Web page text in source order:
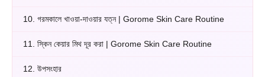
10. গরমকালে খাওয়া-দাওয়ার যত্ন | Gorome Skin Care Routine
11. স্কিন কেয়ার মিথ দূর করা | Gorome Skin Care Routine
12. উপসংহার